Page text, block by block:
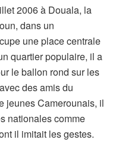
2006 à Douala, la
dans un
une place centrale
quartier populaire, il a
le ballon rond sur les
des amis du
jeunes Camerounais, il
nationales comme
il imitait les gestes.